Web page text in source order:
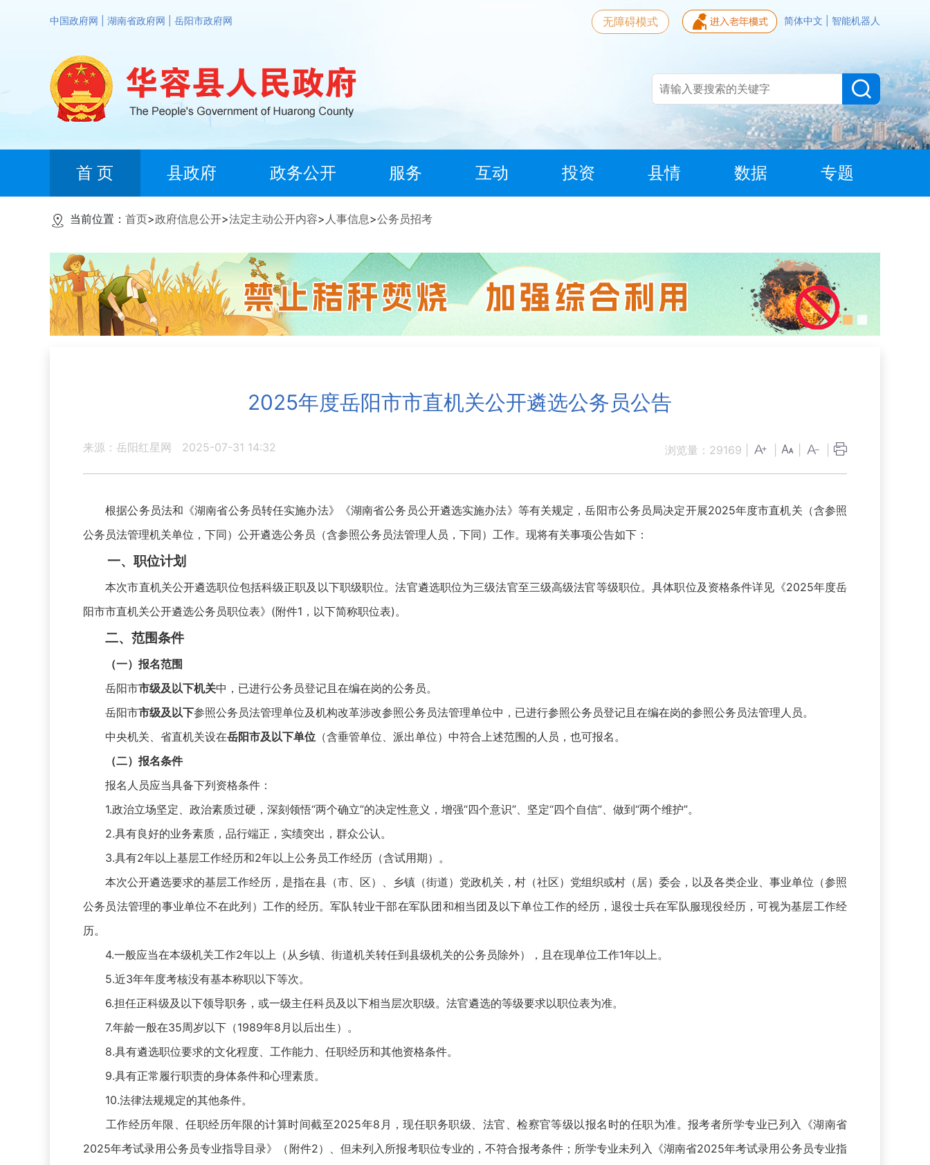
中国政府网 湖南省政府网 岳阳市政府网 简体中文 智能机器人
无障碍模式
首 页 县政府 政务公开 服务 互动 投资 县情 数据 专题
当前位置： 首页>政府信息公开>法定主动公开内容> 人事信息>公务员招考
2025年度岳阳市市直机关公开遴选公务员公告
来源：岳阳红星网 2025-07-31 14:32 浏览量： 29169
根据公务员法和《湖南省公务员转任实施办法》《湖南省公务员公开遴选实施办法》等有关规定，岳阳市公务员局决定开展2025年度市直机关（含参照
公务员法管理机关单位，下同）公开遴选公务员（含参照公务员法管理人员，下同）工作。现将有关事项公告如下：
一、职位计划
本次市直机关公开遴选职位包括科级正职及以下职级职位。法官遴选职位为三级法官至三级高级法官等级职位。具体职位及资格条件详见《2025年度岳
阳市市直机关公开遴选公务员职位表》(附件1，以下简称职位表)。
二、范围条件
（一）报名范围
岳阳市市级及以下机关中，已进行公务员登记且在编在岗的公务员。
岳阳市市级及以下参照公务员法管理单位及机构改革涉改参照公务员法管理单位中，已进行参照公务员登记且在编在岗的参照公务员法管理人员。
中央机关、省直机关设在岳阳市及以下单位 （含垂管单位、派出单位）中符合上述范围的人员，也可报名。
（二）报名条件
报名人员应当具备下列资格条件：
1.政治立场坚定、政治素质过硬，深刻领悟“两个确立”的决定性意义，增强“四个意识”、坚定“四个自信”、做到“两个维护”。
2.具有良好的业务素质，品行端正，实绩突出，群众公认。
3.具有2年以上基层工作经历和2年以上公务员工作经历（含试用期）。
本次公开遴选要求的基层工作经历，是指在县（市、区）、乡镇（街道）党政机关，村（社区）党组织或村（居）委会，以及各类企业、事业单位（参照
公务员法管理的事业单位不在此列）工作的经历。军队转业干部在军队团和相当团及以下单位工作的经历，退役士兵在军队服现役经历，可视为基层工作经
历。
4.一般应当在本级机关工作2年以上（从乡镇、街道机关转任到县级机关的公务员除外），且在现单位工作1年以上。
5.近3年年度考核没有基本称职以下等次。
6.担任正科级及以下领导职务，或一级主任科员及以下相当层次职级。法官遴选的等级要求以职位表为准。
7.年龄一般在35周岁以下（1989年8月以后出生）。
8.具有遴选职位要求的文化程度、工作能力、任职经历和其他资格条件。
9.具有正常履行职责的身体条件和心理素质。
10.法律法规规定的其他条件。
工作经历年限、任职经历年限的计算时间截至2025年8月，现任职务职级、法官、检察官等级以报名时的任职为准。报考者所学专业已列入《湖南省
2025年考试录用公务员专业指导目录》（附件2）、但未列入所报考职位专业的，不符合报考条件；所学专业未列入《湖南省2025年考试录用公务员专业指